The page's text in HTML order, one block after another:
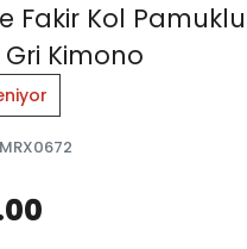
Fakir Kol Pamuklu
Gri Kimono
MRX0672